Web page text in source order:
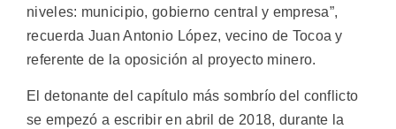
niveles: municipio, gobierno central y empresa”,
recuerda Juan Antonio López, vecino de Tocoa y
referente de la oposición al proyecto minero.
El detonante del capítulo más sombrío del conflicto
se empezó a escribir en abril de 2018, durante la